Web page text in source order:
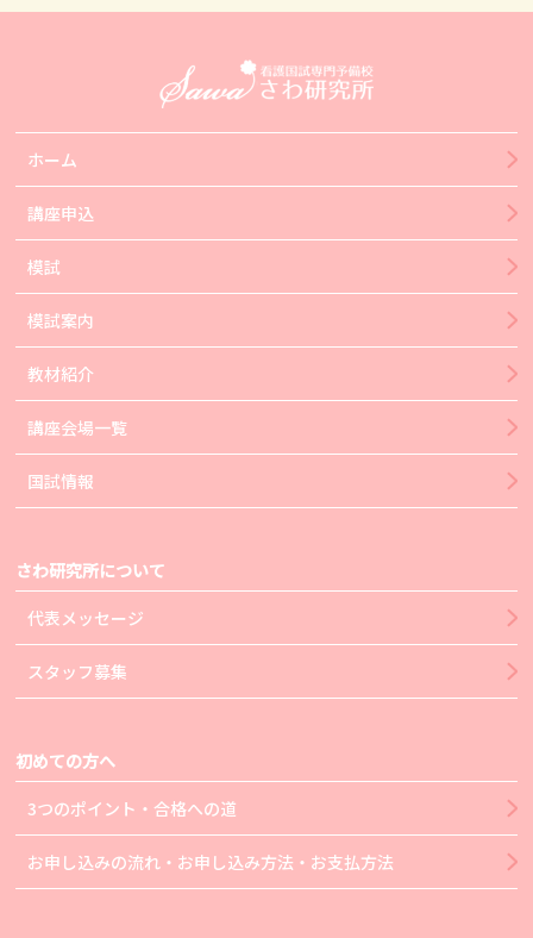
ホーム
講座申込
模試
模試案内
教材紹介
講座会場一覧
国試情報
さわ研究所について
代表メッセージ
スタッフ募集
初めての方へ
3つのポイント・合格への道
お申し込みの流れ・お申し込み方法・お支払方法